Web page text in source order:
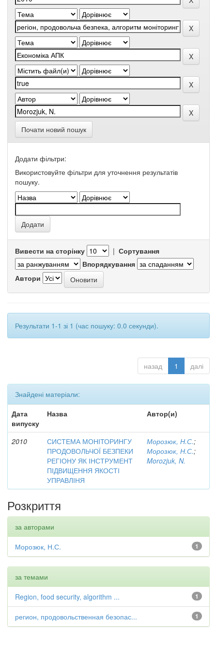
Почати новий пошук
Додати фільтри:
Використовуйте фільтри для уточнення результатів
пошуку.
Вивести на сторінку | Сортування
Впорядкування
Автори
Результати 1-1 зі 1 (час пошуку: 0.0 секунди).
назад 1 далі
Знайдені матеріали:
Дата
випуску
Назва Автор(и)
2010
СИСТЕМА МОНІТОРИНГУ
ПРОДОВОЛЬЧОЇ БЕЗПЕКИ
РЕГІОНУ ЯК ІНСТРУМЕНТ
ПІДВИЩЕННЯ ЯКОСТІ
УПРАВЛІНЯ
Морозюк, Н.С.;
Морозюк, Н.С.;
Morozjuk, N.
Розкриття
за авторами
1
Морозюк, Н.С.
за темами
1
Region, food security, algorithm ...
1
регион, продовольственная безопас...